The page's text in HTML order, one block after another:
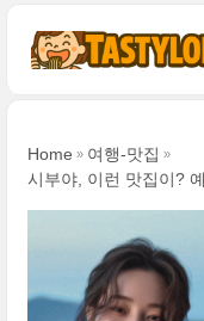
Home
여행-맛집
시부야, 이런 맛집이?